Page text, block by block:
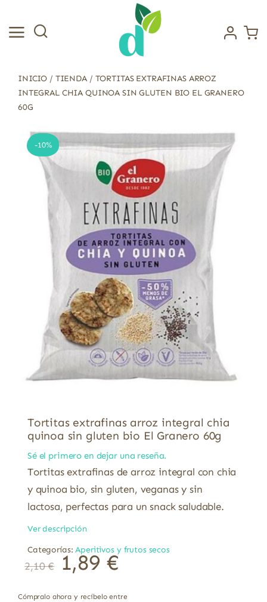
contenido
INICIO / TIENDA/ TORTITAS EXTRAFINAS ARROZ
INTEGRAL CHIA QUINOA SIN GLUTEN BIO EL GRANERO
60G
-10%
Tortitas extrafinas arroz integral chia
quinoa sin gluten bio El Granero 60g
Sé el primero en dejar una reseña.
Tortitas extrafinas de arroz integral con chia
y quinoa bio, sin gluten, veganas y sin
lactosa, perfectas para un snack saludable.
Ver descripción
Categorías:Aperitivos y frutos secos
2,10€ 1,89 €
Cómpralo ahora y recíbelo entre